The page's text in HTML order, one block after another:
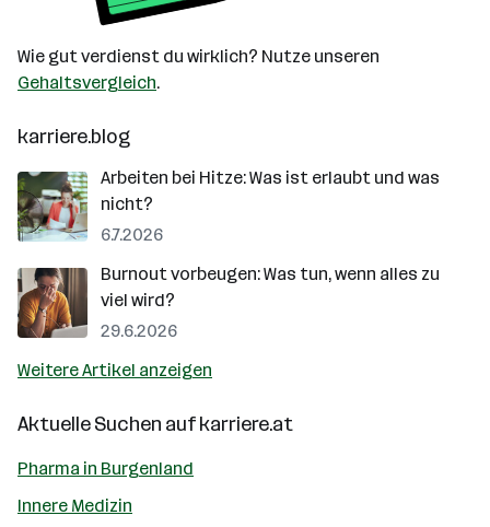
Wie gut verdienst du wirklich? Nutze unseren
Gehaltsvergleich.
karriere.blog
Arbeiten bei Hitze: Was ist erlaubt und was
nicht?
6.7.2026
Burnout vorbeugen: Was tun, wenn alles zu
viel wird?
29.6.2026
Weitere Artikel anzeigen
Aktuelle Suchen aufkarriere.at
Pharma in Burgenland
Innere Medizin